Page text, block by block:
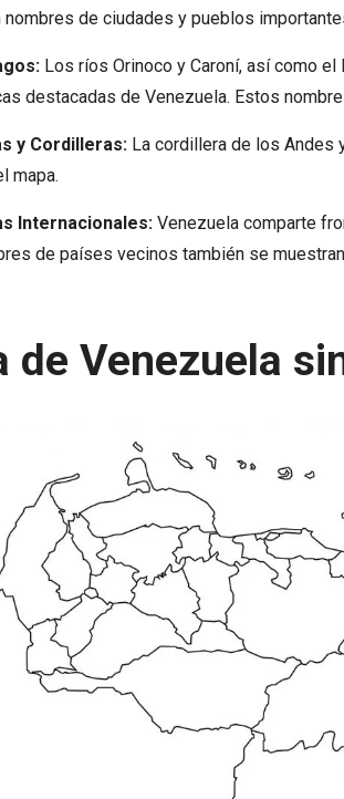
nombres de ciudades y pueblos
Los ríos Orinoco y Caroní, así como
destacadas de Venezuela. Estos
y Cordilleras: La cordillera de los Andes
mapa.
Internacionales: Venezuela comparte
de países vecinos también se
de Venezuela